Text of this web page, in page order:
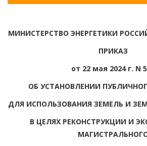
МИНИСТЕРСТВО ЭНЕРГЕТИКИ
ПРИКАЗ
от 22 мая 2024 г. N
ОБ УСТАНОВЛЕНИИ
ДЛЯ ИСПОЛЬЗОВАНИЯ ЗЕМЕЛЬ И
В ЦЕЛЯХ РЕКОНСТРУКЦИИ И